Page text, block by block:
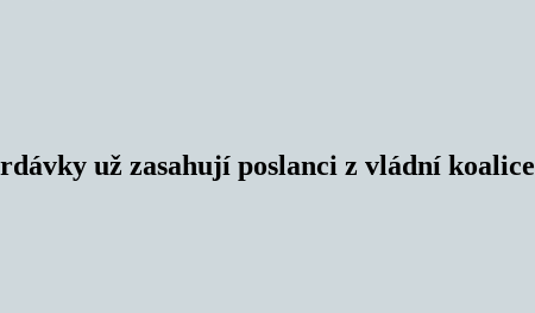
už zasahují poslanci z vládní koalice